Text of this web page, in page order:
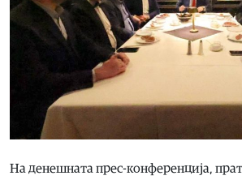
На денешната прес-конференција,